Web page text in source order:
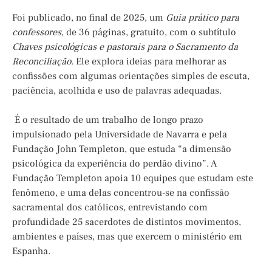
Foi publicado, no final de 2025, um Guia prático para
confessores, de 36 páginas, gratuito, com o subtítulo
Chaves psicológicas e pastorais para o Sacramento da
Reconciliação. Ele explora ideias para melhorar as
confissões com algumas orientações simples de escuta,
paciência, acolhida e uso de palavras adequadas.
É o resultado de um trabalho de longo prazo
impulsionado pela Universidade de Navarra e pela
Fundação John Templeton, que estuda “a dimensão
psicológica da experiência do perdão divino”. A
Fundação Templeton apoia 10 equipes que estudam este
fenômeno, e uma delas concentrou-se na confissão
sacramental dos católicos, entrevistando com
profundidade 25 sacerdotes de distintos movimentos,
ambientes e países, mas que exercem o ministério em
Espanha.